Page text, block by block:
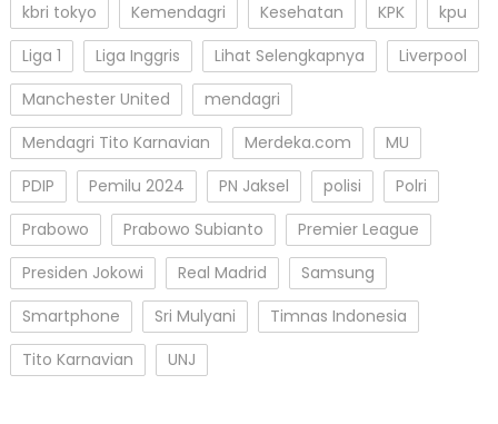
kbri tokyo
Kemendagri Kesehatan KPK
kpu
Liga 1
Liga Inggris Lihat Selengkapnya
Liverpool
Manchester United
mendagri
Mendagri Tito Karnavian
Merdeka.com
MU
PDIP
Pemilu 2024 PN Jaksel polisi
Polri
Prabowo
Prabowo Subianto
Premier League
Presiden Jokowi
Real Madrid
Samsung
Smartphone
Sri Mulyani
Timnas Indonesia
Tito Karnavian
UNJ